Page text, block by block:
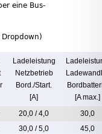
eine Bus-
Ladeleistung
Netzbetrieb
Bord./Start.
[A]
[A max.]
20,0 / 4,0
30,0
30,0 / 5,0
45,0